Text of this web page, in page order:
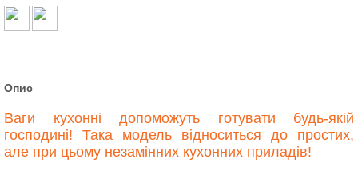
Опис
Ваги кухонні допоможуть готувати будь-якій
господині! Така модель відноситься до простих,
але при цьому незамінних кухонних приладів!